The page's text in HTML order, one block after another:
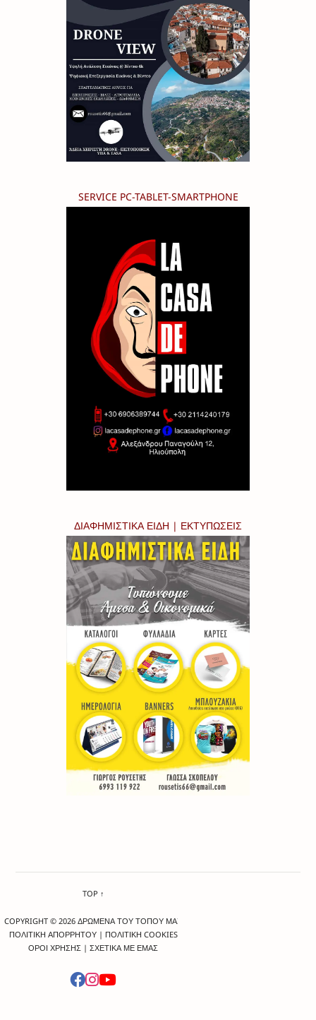
SERVICE PC-TABLET-SMARTPHONE
ΔΙΑΦΗΜΙΣΤΙΚΑ ΕΙΔΗ | ΕΚΤΥΠΩΣΕΙΣ
TOP ↑
COPYRIGHT © 2026 ΔΡΩΜΕΝΑ ΤΟΥ ΤΟΠΟΥ ΜΑΣ
ΠΟΛΙΤΙΚΗ ΑΠΟΡΡΗΤΟΥ| ΠΟΛΙΤΙΚΗ COOKIES
ΟΡΟΙ ΧΡΗΣΗΣ |ΣΧΕΤΙΚΑ ΜΕ ΕΜΑΣ